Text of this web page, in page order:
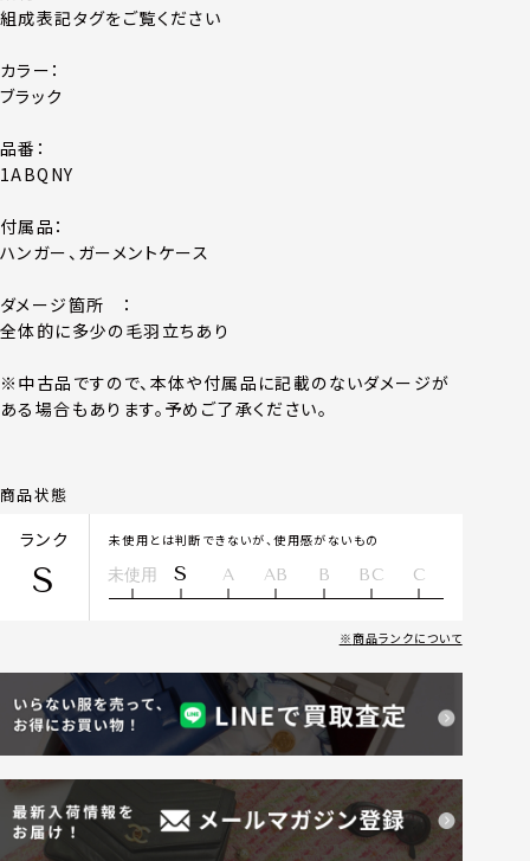
組成表記タグをご覧ください
カラー：
ブラック
品番：
1ABQNY
付属品：
ハンガー、ガーメントケース
ダメージ箇所 ：
全体的に多少の毛羽立ちあり
※中古品ですので、本体や付属品に記載のないダメージが
ある場合もあります。予めご了承ください。
商品状態
ランク
S
未使用とは判断できないが、使用感がないもの
未使用 S A AB B BC C
商品ランクについて